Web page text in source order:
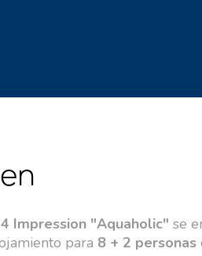
Impression "Aquaholic" se
para 8 + 2 personas